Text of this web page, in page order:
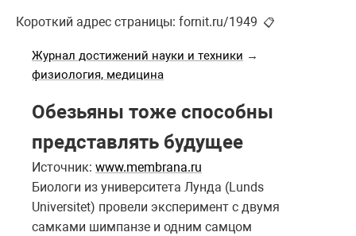
Короткий адрес страницы: fornit.ru/1949 📋
Журнал достижений науки и техники →
физиология, медицина
Обезьяны тоже способны
представлять будущее
Источник: www.membrana.ru
Биологи из университета Лунда (Lunds
Universitet) провели эксперимент с двумя
самками шимпанзе и одним самцом